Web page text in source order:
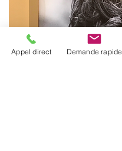
Appel direct Demande rapide